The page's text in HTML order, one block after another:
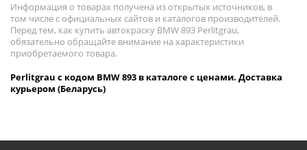
Информация о товарах получена из открытых источников, в
том числе с официальных сайтов и каталогов производителей.
Перед тем, как купить автокраску BMW 893 Perlitgrau,
обязательно обращайте внимание на характеристики
приобретаемого товара.
Perlitgrau с кодом BMW 893 в каталоге с ценами. Доставка
курьером (Беларусь)